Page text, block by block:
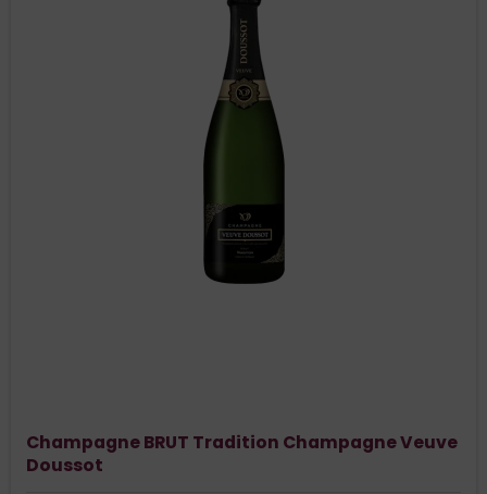
Champagne BRUT Tradition Champagne Veuve
Doussot